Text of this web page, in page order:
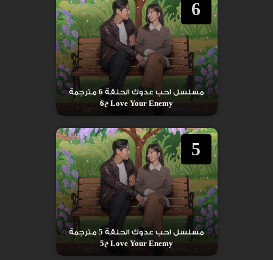
6
مسلسل احب عدوك الحلقة 6 مترجمة
Love Your Enemy ح6
5
مسلسل احب عدوك الحلقة 5 مترجمة
Love Your Enemy ح5